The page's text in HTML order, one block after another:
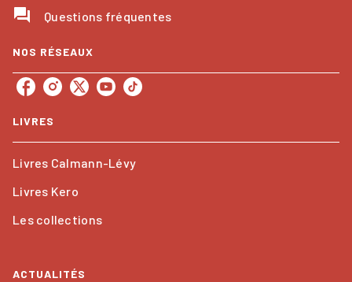
question_answer Questions fréquentes
NOS RÉSEAUX
LIVRES
Livres Calmann-Lévy
Livres Kero
Les collections
ACTUALITÉS